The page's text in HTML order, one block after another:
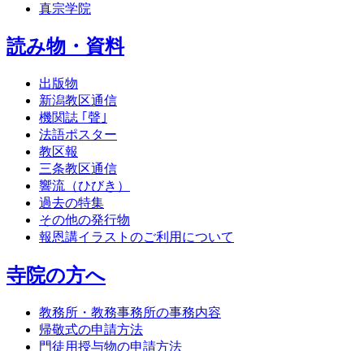
真宗学院
読み物・資料
出版物
新潟教区通信
機関誌 ｢聲｣
法語ポスター
教区報
三条教区通信
響流（ひびき）
過去の特集
その他の発行物
報恩講イラストのご利用について
寺院の方へ
教務所・教務事務所の事務内容
帰敬式の申請方法
門徒用授与物の申請方法